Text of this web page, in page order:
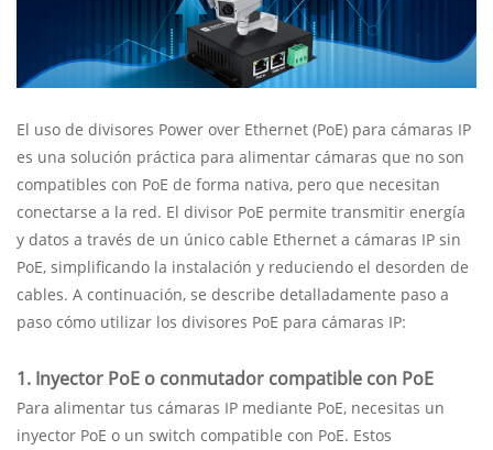
El uso de divisores Power over Ethernet (PoE) para cámaras IP
es una solución práctica para alimentar cámaras que no son
compatibles con PoE de forma nativa, pero que necesitan
conectarse a la red. El divisor PoE permite transmitir energía
y datos a través de un único cable Ethernet a cámaras IP sin
PoE, simplificando la instalación y reduciendo el desorden de
cables. A continuación, se describe detalladamente paso a
paso cómo utilizar los divisores PoE para cámaras IP:
1. Inyector PoE o conmutador compatible con PoE
Para alimentar tus cámaras IP mediante PoE, necesitas un
inyector PoE o un switch compatible con PoE. Estos